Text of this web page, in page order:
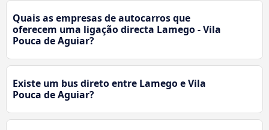
Quais as empresas de autocarros que
oferecem uma ligação directa Lamego - Vila
Pouca de Aguiar?
Existe um bus direto entre Lamego e Vila
Pouca de Aguiar?